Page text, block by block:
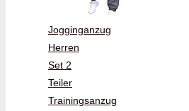
Jogginganzug
Herren
Set 2
Teiler
Trainingsanzug